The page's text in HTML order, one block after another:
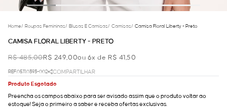
Home/ Roupas Femininas/ Blusas E Camisas/ Camisas/ Camisa Floral Liberty - Preto
CAMISA FLORAL LIBERTY - PRETO
R$ 485,00R$ 249,00ou 6x de R$ 41,50
REF.05.11.0393-002
COMPARTILHAR
Produto Esgotado
Preencha os campos abaixo para ser avisado assim que o produto voltar ao
estoque! Seja o primeiro a saber e receba ofertas exclusivas.